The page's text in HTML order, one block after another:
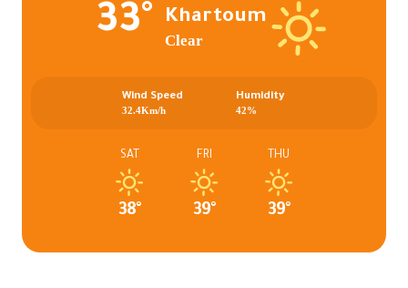
Khartoum
Clear
33°
Humidity
42%
Wind Speed
32.4Km/h
THU
39°
FRI
39°
SAT
38°